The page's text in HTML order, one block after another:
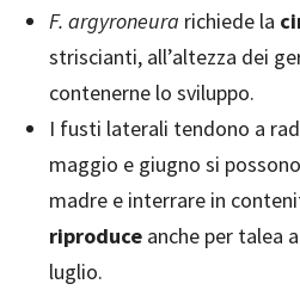
F. argyroneura richiede la
striscianti, all’altezza dei
contenerne lo sviluppo.
I fusti laterali tendono a
maggio e giugno si possono
madre e interrare in
riproduce anche per talea
luglio.